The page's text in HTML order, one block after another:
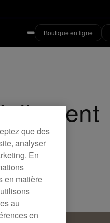
Boutique en ligne
DJ Pro.
que des
analyser
En
en matière
au
en